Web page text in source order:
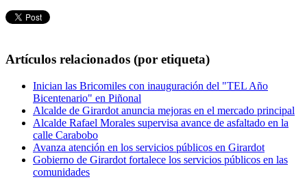
Artículos relacionados (por etiqueta)
Inician las Bricomiles con inauguración del "TEL Año
Bicentenario" en Piñonal
Alcalde de Girardot anuncia mejoras en el mercado principal
Alcalde Rafael Morales supervisa avance de asfaltado en la
calle Carabobo
Avanza atención en los servicios públicos en Girardot
Gobierno de Girardot fortalece los servicios públicos en las
comunidades